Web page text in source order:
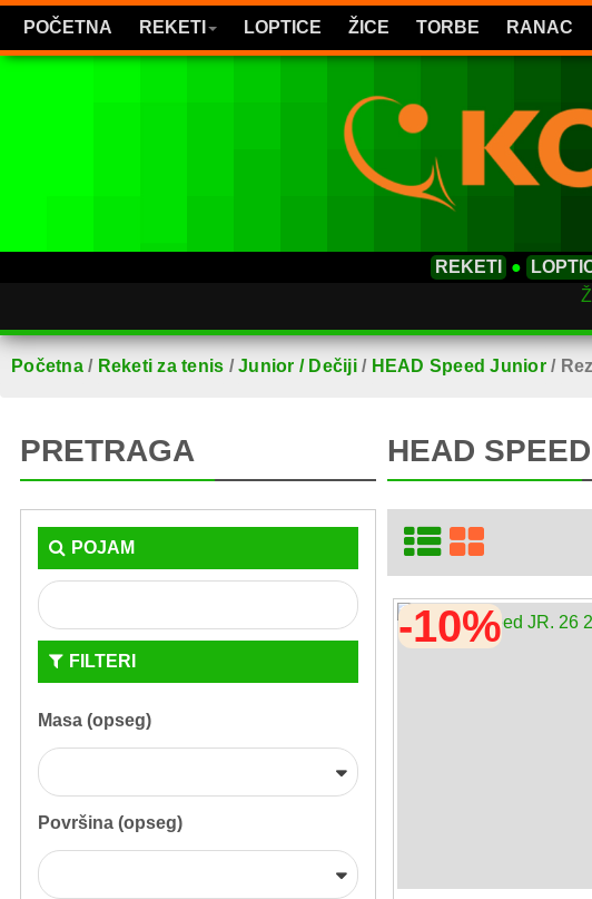
POČETNA REKETI LOPTICE ŽICE TORBE RANAC
REKETI ●
Početna/ Reketi za tenis /Junior / Dečiji/ HEAD Speed Junior/
PRETRAGA
POJAM
FILTERI
Masa (opseg)
Površina (opseg)
HEAD
-10%